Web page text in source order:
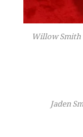
Willow Smith
Jaden